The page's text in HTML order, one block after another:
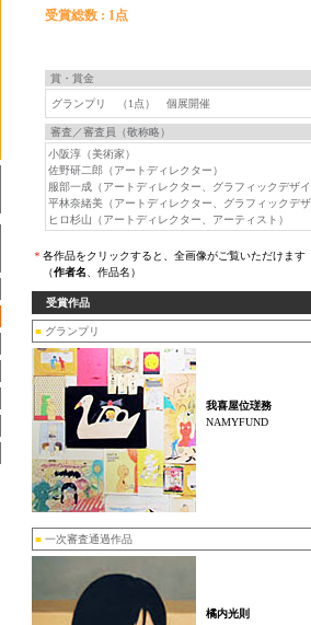
受賞総数 : 1点
賞・賞金
グランプリ （1点） 個展開催
審査／審査員（敬称略）
小阪淳（美術家）
佐野研二郎（アートディレクター）
服部一成（アートディレクター、グラフィックデザ
平林奈緒美（アートディレクター、グラフィックデ
ヒロ杉山（アートディレクター、アーティスト
＊ 各作品をクリックすると、全画像がご覧いただけます
（作者名 、作品名）
受賞作品
■ グランプリ
我喜屋位瑳務
NAMYFUND
■ 一次審査通過作品
橘内光則